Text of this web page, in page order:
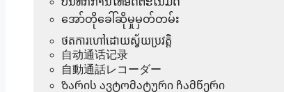
အော်တိုခေါ်ဆိုမှုမှတ်တမ်း
ថតការហៅដោយស្វ័យប្រវត្តិ
自动通话记录
自動通話レコーダー
Ზარის ავტომატური ჩამწერი